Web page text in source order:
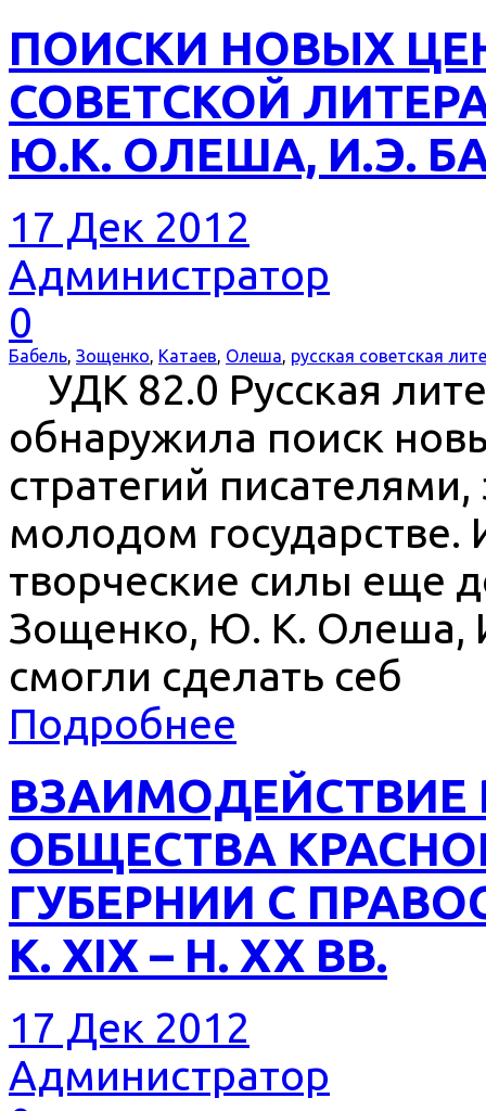
ПОИСКИ НОВЫХ
СОВЕТСКОЙ
Ю.К. ОЛЕША, И.Э.
17 Дек 2012
Администратор
0
Бабель, Зощенко, Катаев, Олеша, русская советская
УДК 82.0 Русская
обнаружила поиск
стратегий
молодом
творческие силы еще
Зощенко, Ю. К. Олеша,
смогли сделать себ
Подробнее
ВЗАИМОДЕЙСТВИЕ
ОБЩЕСТВА
ГУБЕРНИИ С
К. XIX – Н. XX ВВ.
17 Дек 2012
Администратор